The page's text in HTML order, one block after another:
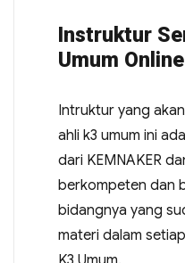
Instruktur
Umum Online
Intruktur yang
ahli k3 umum ini
dari KEMNAKER
berkompeten dan
bidangnya yang
materi dalam